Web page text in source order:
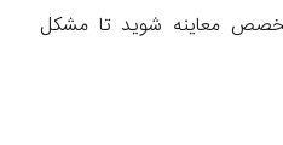
معاینه شوید تا مشکل